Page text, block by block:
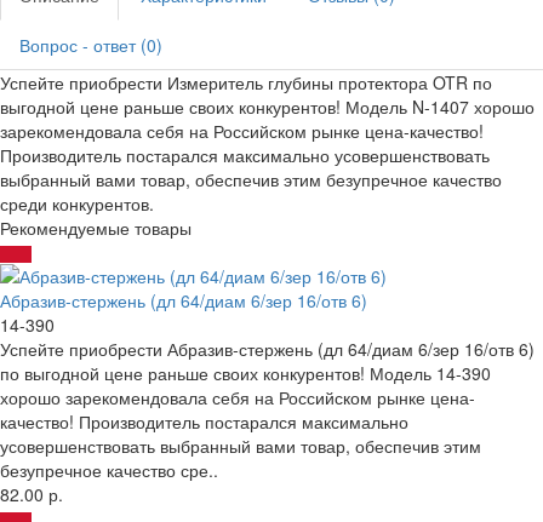
Вопрос - ответ (0)
Успейте приобрести Измеритель глубины протектора OTR по
выгодной цене раньше своих конкурентов! Модель N-1407 хорошо
зарекомендовала себя на Российском рынке цена-качество!
Производитель постарался максимально усовершенствовать
выбранный вами товар, обеспечив этим безупречное качество
среди конкурентов.
Рекомендуемые товары
Абразив-стержень (дл 64/диам 6/зер 16/отв 6)
14-390
Успейте приобрести Абразив-стержень (дл 64/диам 6/зер 16/отв 6)
по выгодной цене раньше своих конкурентов! Модель 14-390
хорошо зарекомендовала себя на Российском рынке цена-
качество! Производитель постарался максимально
усовершенствовать выбранный вами товар, обеспечив этим
безупречное качество сре..
82.00 р.